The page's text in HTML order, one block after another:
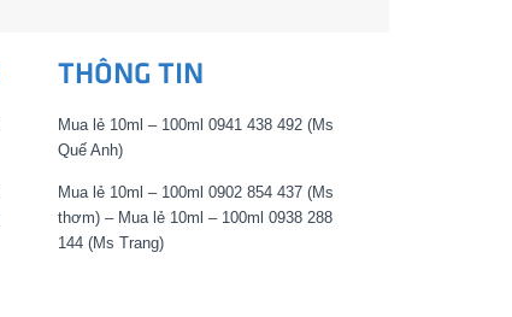
THÔNG TIN
Mua lẻ 10ml – 100ml 0941 438 492 (Ms
Quế Anh)
Mua lẻ 10ml – 100ml 0902 854 437 (Ms
thơm) – Mua lẻ 10ml – 100ml 0938 288
144 (Ms Trang)